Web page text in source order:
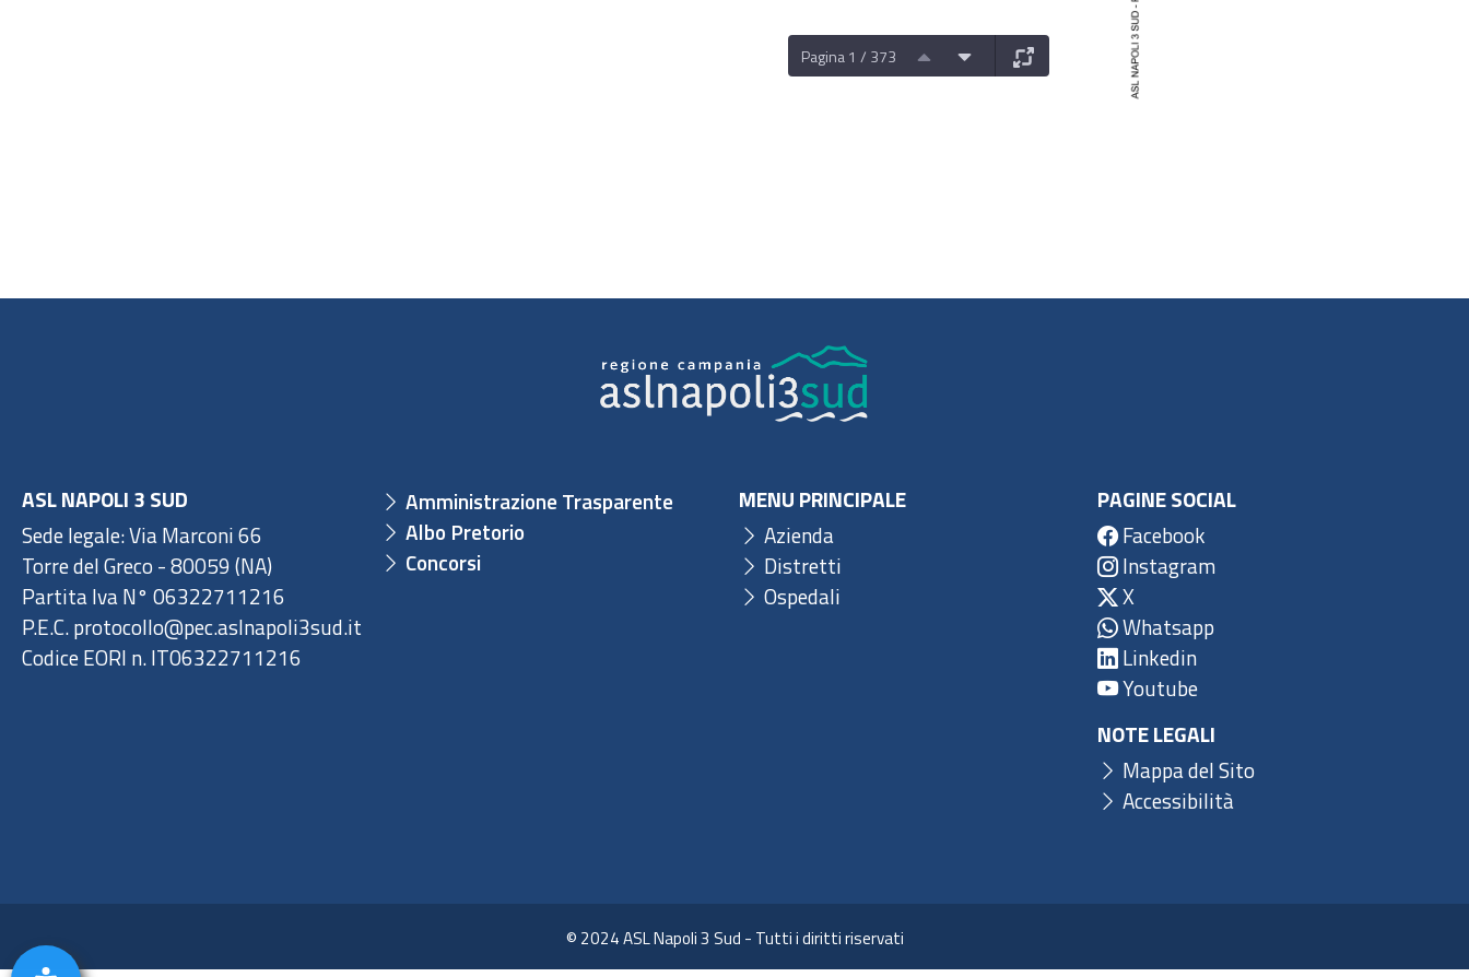
Pagina 1 / 373
ASL NAPOLI 3 SUD
Sede legale: Via Marconi 66
Torre del Greco - 80059 (NA)
Partita Iva N° 06322711216
P.E.C. protocollo@pec.aslnapoli3sud.it
Codice EORI n. IT06322711216
Amministrazione Trasparente
Albo Pretorio
Concorsi
MENU PRINCIPALE
Azienda
Distretti
Ospedali
PAGINE SOCIAL
Facebook
Instagram
X
Whatsapp
Linkedin
Youtube
NOTE LEGALI
Mappa del Sito
Accessibilità
© 2024 ASL Napoli 3 Sud - Tutti i diritti riservati